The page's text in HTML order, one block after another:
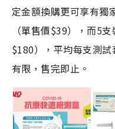
定金額換購更可享有獨
（單售價$39），而5
$180），平均每支測
有限，售完即止。